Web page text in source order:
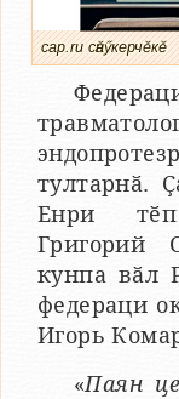
cap.ru сӑнӳкерчӗкӗ
тултарнӑ.
Енри тӗп
Григорий
кунпа вӑл
федераци
Игорь
«Паян